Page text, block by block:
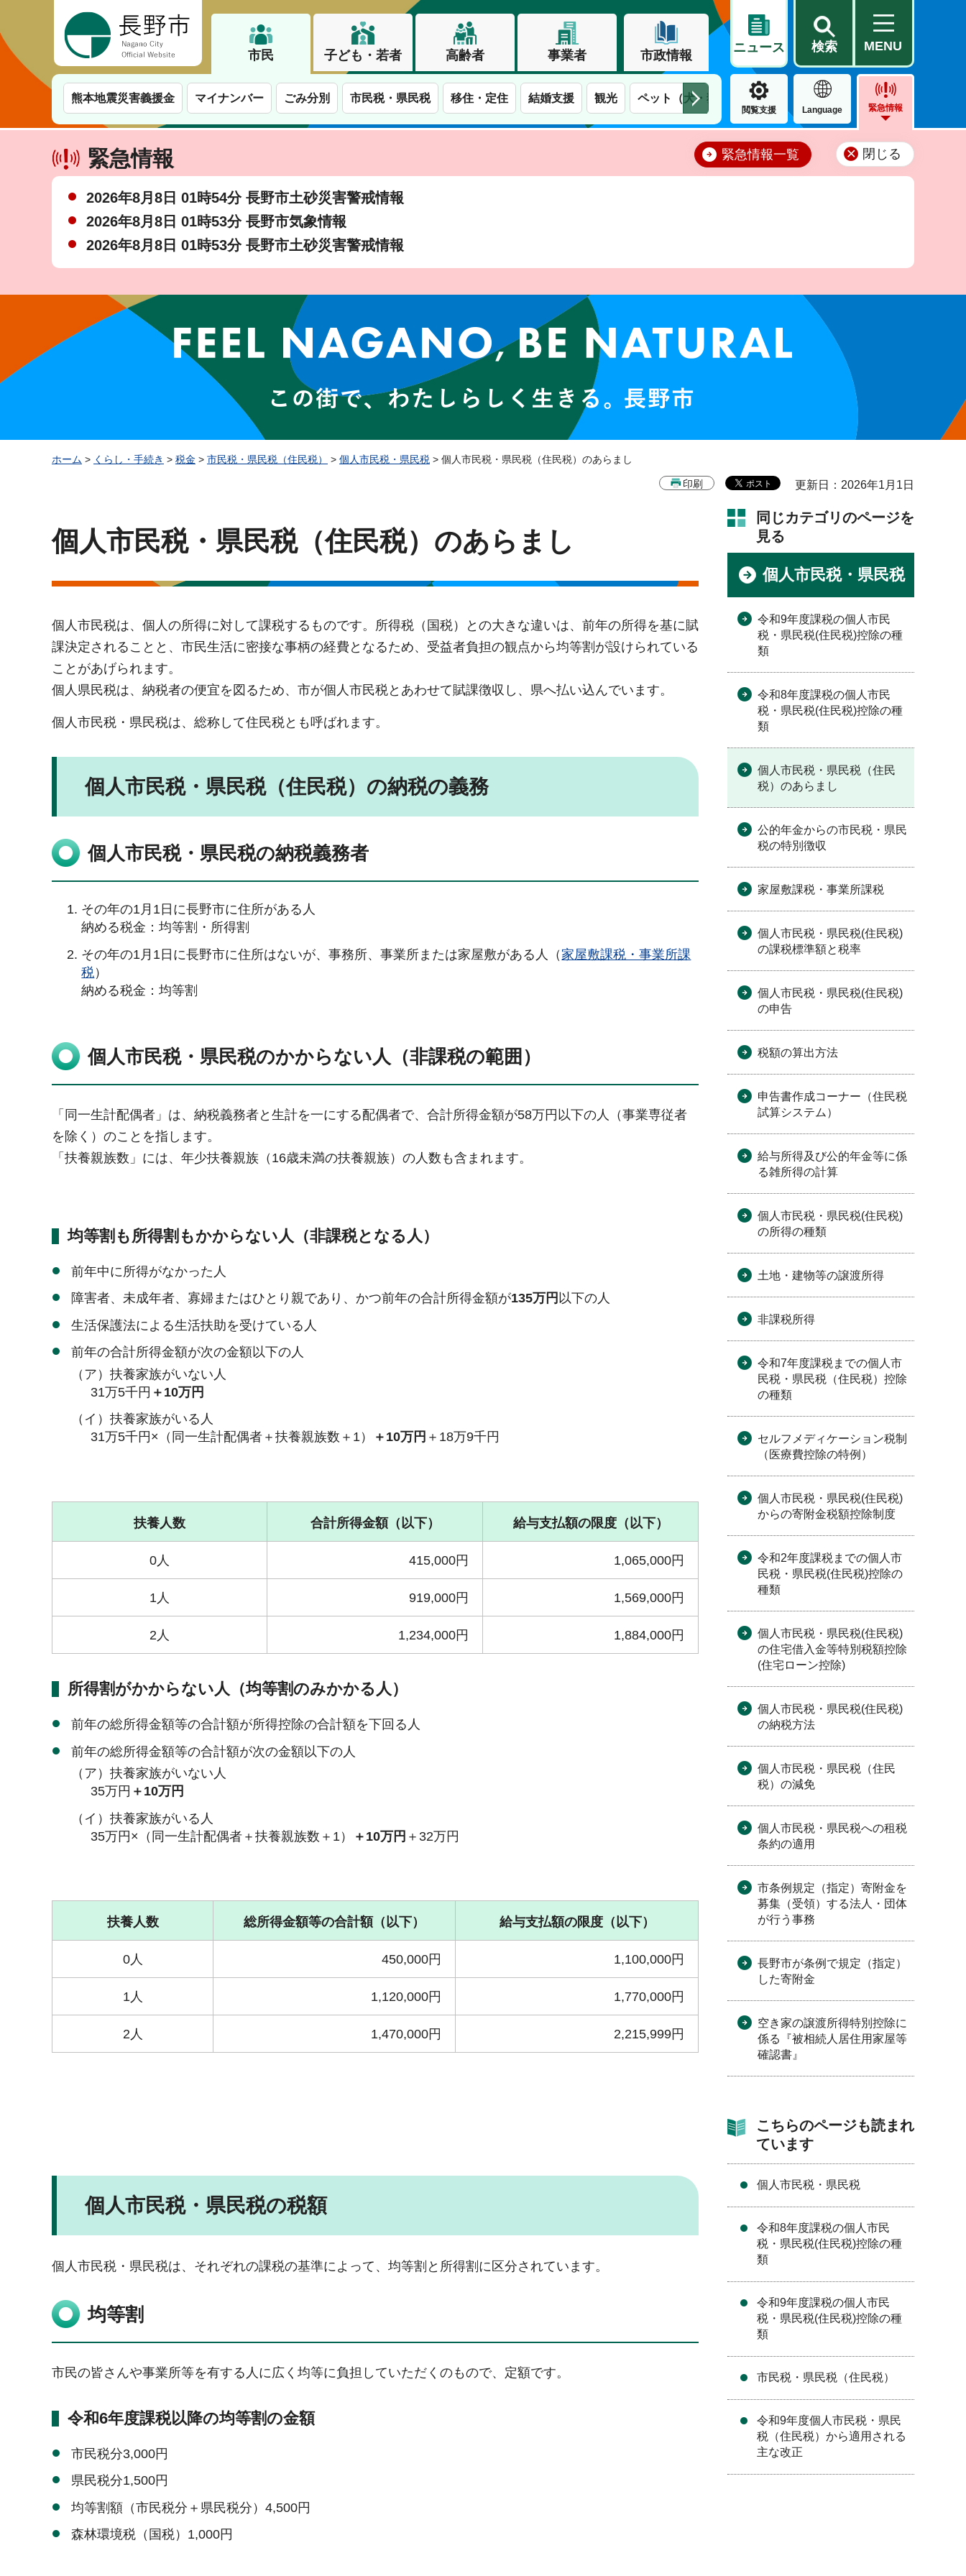
市民 子ども・若者 高齢者 事業者 市政情報
ニュース 検索 MENU
熊本地震災害義援金 マイナンバー ごみ分別 市民税・県民税 移住・定住 結婚支援 観光 ペット（犬・猫） 住民票・戸籍 公営住宅
閲覧支援 Language 緊急情報
緊急情報
2026年8月8日 01時54分 長野市土砂災害警戒情報
2026年8月8日 01時53分 長野市気象情報
2026年8月8日 01時53分 長野市土砂災害警戒情報
緊急情報一覧 閉じる
この街で、わたしらしく生きる。長野市
ホーム > くらし・手続き > 税金 > 市民税・県民税（住民税） > 個人市民税・県民税 > 個人市民税・県民税（住民税）のあらまし
印刷 更新日：2026年1月1日
個人市民税・県民税（住民税）のあらまし
個人市民税は、個人の所得に対して課税するものです。所得税（国税）との大きな違いは、前年の所得を基に賦
課決定されることと、市民生活に密接な事柄の経費となるため、受益者負担の観点から均等割が設けられている
ことがあげられます。
個人県民税は、納税者の便宜を図るため、市が個人市民税とあわせて賦課徴収し、県へ払い込んでいます。
個人市民税・県民税は、総称して住民税とも呼ばれます。
個人市民税・県民税（住民税）の納税の義務
個人市民税・県民税の納税義務者
その年の1月1日に長野市に住所がある人
納める税金：均等割・所得割
その年の1月1日に長野市に住所はないが、事務所、事業所または家屋敷がある人（ 家屋敷課税・事業所課
税）
納める税金：均等割
個人市民税・県民税のかからない人（非課税の範囲）
「同一生計配偶者」は、納税義務者と生計を一にする配偶者で、合計所得金額が58万円以下の人（事業専従者
を除く）のことを指します。
「扶養親族数」には、年少扶養親族（16歳未満の扶養親族）の人数も含まれます。
均等割も所得割もかからない人（非課税となる人）
前年中に所得がなかった人
障害者、未成年者、寡婦またはひとり親であり、かつ前年の合計所得金額が135万円 以下の人
生活保護法による生活扶助を受けている人
前年の合計所得金額が次の金額以下の人
（ア）扶養家族がいない人
31万5千円 ＋10万円
（イ）扶養家族がいる人
31万5千円×（同一生計配偶者＋扶養親族数＋1）
＋10万円 ＋18万9千円
扶養人数 合計所得金額（以下） 給与支払額の限度（以下）
0人 415,000円 1,065,000円
1人 919,000円 1,569,000円
2人 1,234,000円 1,884,000円
所得割がかからない人（均等割のみかかる人）
前年の総所得金額等の合計額が所得控除の合計額を下回る人
前年の総所得金額等の合計額が次の金額以下の人
（ア）扶養家族がいない人
35万円 ＋10万円
（イ）扶養家族がいる人
35万円×（同一生計配偶者＋扶養親族数＋1）
＋10万円 ＋32万円
扶養人数 総所得金額等の合計額（以下） 給与支払額の限度（以下）
0人 450,000円 1,100,000円
1人 1,120,000円 1,770,000円
2人 1,470,000円 2,215,999円
個人市民税・県民税の税額
個人市民税・県民税は、それぞれの課税の基準によって、均等割と所得割に区分されています。
均等割
市民の皆さんや事業所等を有する人に広く均等に負担していただくのもので、定額です。
令和6年度課税以降の均等割の金額
市民税分3,000円
県民税分1,500円
均等割額（市民税分＋県民税分）4,500円
森林環境税（国税）1,000円
同じカテゴリのページを
見る
個人市民税・県民税
令和9年度課税の個人市民
税・県民税(住民税)控除の種
類
令和8年度課税の個人市民
税・県民税(住民税)控除の種
類
個人市民税・県民税（住民
税）のあらまし
公的年金からの市民税・県民
税の特別徴収
家屋敷課税・事業所課税
個人市民税・県民税(住民税)
の課税標準額と税率
個人市民税・県民税(住民税)
の申告
税額の算出方法
申告書作成コーナー（住民税
試算システム）
給与所得及び公的年金等に係
る雑所得の計算
個人市民税・県民税(住民税)
の所得の種類
土地・建物等の譲渡所得
非課税所得
令和7年度課税までの個人市
民税・県民税（住民税）控除
の種類
セルフメディケーション税制
（医療費控除の特例）
個人市民税・県民税(住民税)
からの寄附金税額控除制度
令和2年度課税までの個人市
民税・県民税(住民税)控除の
種類
個人市民税・県民税(住民税)
の住宅借入金等特別税額控除
(住宅ローン控除)
個人市民税・県民税(住民税)
の納税方法
個人市民税・県民税（住民
税）の減免
個人市民税・県民税への租税
条約の適用
市条例規定（指定）寄附金を
募集（受領）する法人・団体
が行う事務
長野市が条例で規定（指定）
した寄附金
空き家の譲渡所得特別控除に
係る『被相続人居住用家屋等
確認書』
こちらのページも読まれ
ています
個人市民税・県民税
令和8年度課税の個人市民
税・県民税(住民税)控除の種
類
令和9年度課税の個人市民
税・県民税(住民税)控除の種
類
市民税・県民税（住民税）
令和9年度個人市民税・県民
税（住民税）から適用される
主な改正